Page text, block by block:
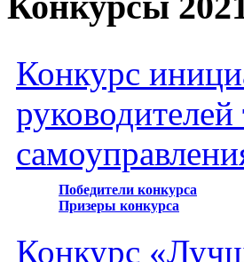
Конкурс
Победители конкурса
Призеры конкурса
Конкурс